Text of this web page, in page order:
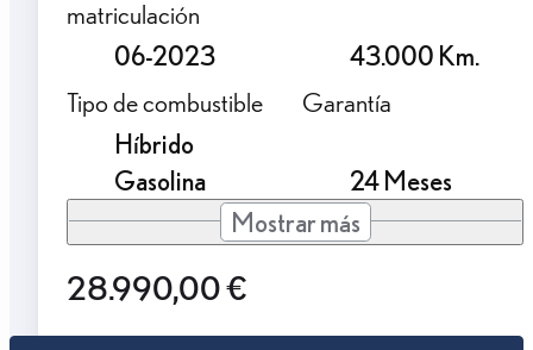
matriculación
06-2023
43.000 Km.
Tipo de combustible
Híbrido
Gasolina
Garantía
24 Meses
Mostrar más
28.990,00 €